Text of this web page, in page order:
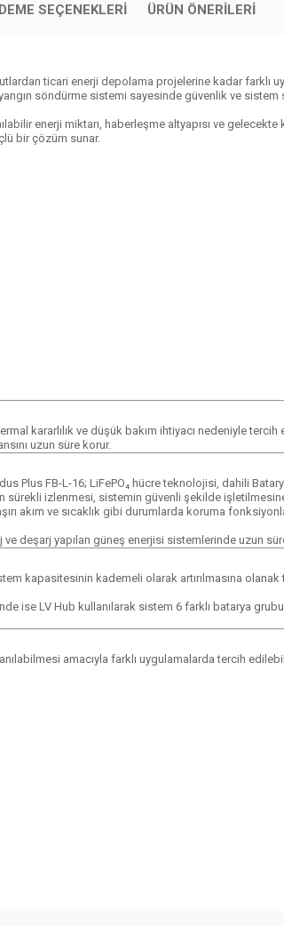
SEÇENEKLERI ÜRÜN ÖNERILERI
ticari enerji depolama projelerine kadar farklı
söndürme sistemi sayesinde güvenlik ve
enerji miktarı, haberleşme altyapısı ve gelecekte
bir çözüm sunar.
kararlılık ve düşük bakım ihtiyacı nedeniyle
uzun süre korur.
FB-L-16; LiFePO₄ hücre teknolojisi, dahili
sürekli izlenmesi, sistemin güvenli şekilde
akım ve sıcaklık gibi durumlarda koruma
deşarj yapılan güneş enerjisi sistemlerinde uzun
kapasitesinin kademeli olarak artırılmasına olanak
ise LV Hub kullanılarak sistem 6 farklı batarya
amacıyla farklı uygulamalarda tercih